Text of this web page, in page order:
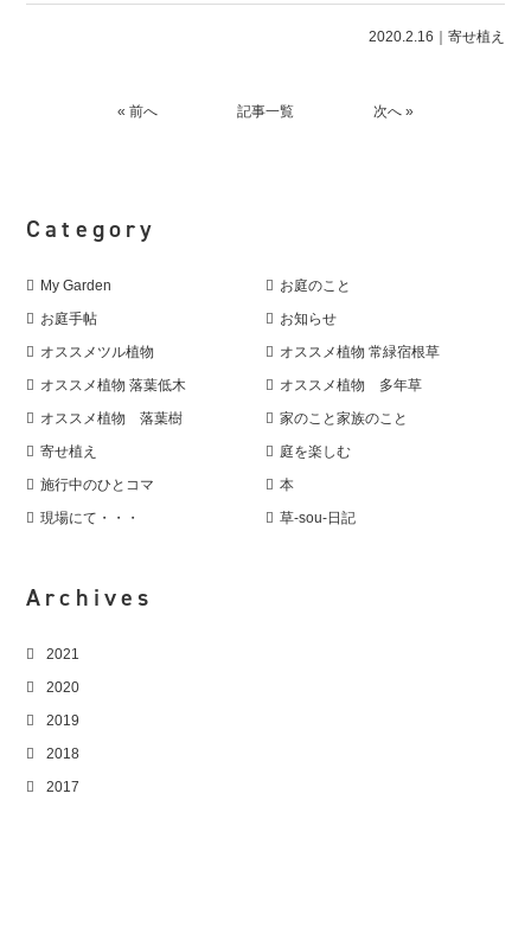
2020.2.16｜ 寄せ植え
« 前へ 記事一覧 次へ »
Category
My Garden お庭のこと
お庭手帖 お知らせ
オススメツル植物 オススメ植物 常緑宿根草
オススメ植物 落葉低木 オススメ植物 多年草
オススメ植物 落葉樹 家のこと家族のこと
寄せ植え 庭を楽しむ
施行中のひとコマ 本
現場にて・・・ 草-sou-日記
Archives
2021
2020
2019
2018
2017